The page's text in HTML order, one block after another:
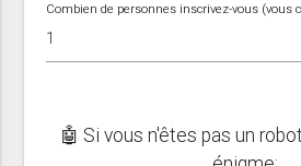
Combien de personnes inscrivez-vous (vous
🤖 Si vous n'êtes pas un